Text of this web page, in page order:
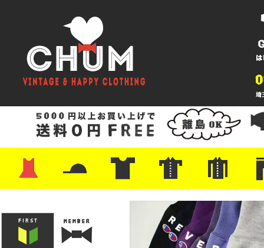
・レザーシューズ/スニーカー
・プリントTシャツ
・バンド/ツアー
・キャラクター
・Nike/adidas/スポーツ
・チャンピオン
・サーフ/スケート
・ボーダー/総柄/無地
・フットボール/リンガー
・タンクトップ/NBA・ポロシャツ
・半袖シャツ
・アロハ/サーフ/ボーリング
・ラルフ/ブランド
・無地/チェック/ストラ
・ワーク/ミリタリー/ウ
・ネル/ウール ・ショ
・アウ
・ジー
・
・ミリ
・コー
・コッ
・オー
・ジャ
ン